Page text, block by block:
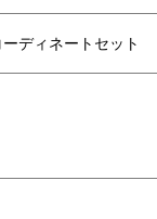
ディネートセット